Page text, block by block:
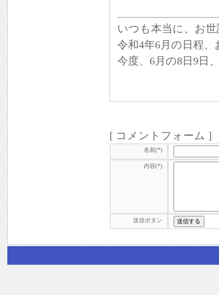
いつも本当に、お
令和4年6月の日程
今度、6月の8日9日
[ コメントフォーム ]
名前(*)
内容(*)
送信ボタン